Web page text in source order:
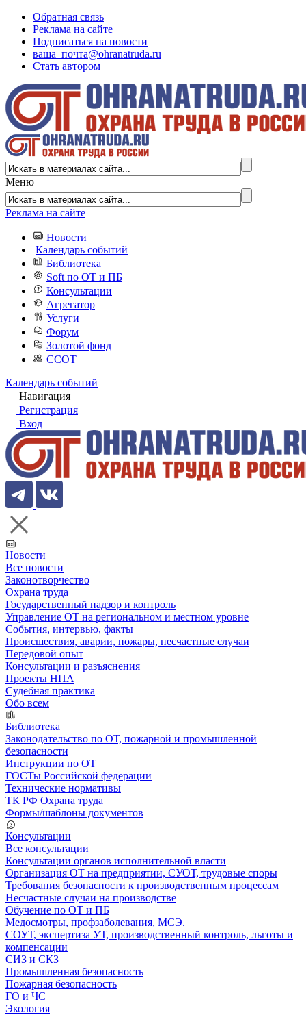
Обратная связь
Реклама на сайте
Подписаться на новости
ваша_почта@ohranatruda.ru
Стать автором
Меню
Реклама на сайте
Новости
Календарь событий
Библиотека
Soft по ОТ и ПБ
Консультации
Агрегатор
Услуги
Форум
Золотой фонд
ССОТ
Календарь событий
Навигация
Регистрация
Вход
Новости
Все новости
Законотворчество
Охрана труда
Государственный надзор и контроль
Управление ОТ на региональном и местном уровне
События, интервью, факты
Происшествия, аварии, пожары, несчастные случаи
Передовой опыт
Консультации и разъяснения
Проекты НПА
Судебная практика
Обо всем
Библиотека
Законодательство по ОТ, пожарной и промышленной
безопасности
Инструкции по ОТ
ГОСТы Российской федерации
Технические нормативы
ТК РФ Охрана труда
Формы/шаблоны документов
Консультации
Все консультации
Консультации органов исполнительной власти
Организация ОТ на предприятии, СУОТ, трудовые споры
Требования безопасности к производственным процессам
Несчастные случаи на производстве
Обучение по ОТ и ПБ
Медосмотры, профзаболевания, МСЭ.
СОУТ, экспертиза УТ, производственный контроль, льготы и
компенсации
СИЗ и СКЗ
Промышленная безопасность
Пожарная безопасность
ГО и ЧС
Экология